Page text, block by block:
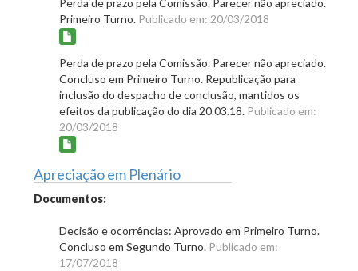
Perda de prazo pela Comissão. Parecer não apreciado.
Primeiro Turno. Publicado em: 20/03/2018
Perda de prazo pela Comissão. Parecer não apreciado.
Concluso em Primeiro Turno. Republicação para
inclusão do despacho de conclusão, mantidos os
efeitos da publicação do dia 20.03.18. Publicado em:
20/03/2018
Apreciação em Plenário
Documentos:
Decisão e ocorrências: Aprovado em Primeiro Turno.
Concluso em Segundo Turno. Publicado em:
17/07/2018